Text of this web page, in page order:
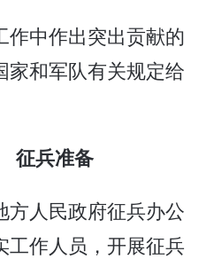
中作出突出贡献的
家和军队有关规定给
征兵准备
人民政府征兵办公
工作人员，开展征兵